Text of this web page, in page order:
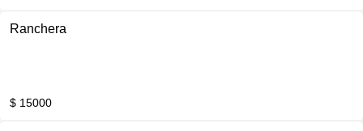
Ranchera
$ 15000